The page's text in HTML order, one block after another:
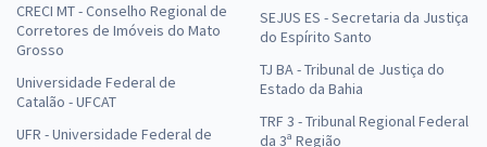
CRECI MT - Conselho Regional de
Corretores de Imóveis do Mato
Grosso
Universidade Federal de
Catalão - UFCAT
UFR - Universidade Federal de
SEJUS ES - Secretaria da Justiça
do Espírito Santo
TJ BA - Tribunal de Justiça do
Estado da Bahia
TRF 3 - Tribunal Regional Federal
da 3ª Região